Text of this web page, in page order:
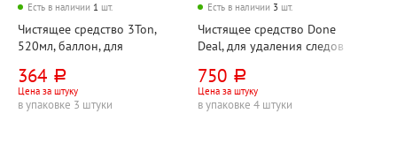
Есть в наличии 1 шт.
Чистящее средство 3Ton,
520мл, баллон, для
ленты, наклеек, следов клея
364 руб.
Цена за штуку
в упаковке 3 штуки
Есть в наличии 3 шт.
Чистящее средство Done
Deal, для удаления следов
маркеров и фломастеров,
150мл, флакон, спрей
750 руб.
Цена за штуку
в упаковке 4 штуки